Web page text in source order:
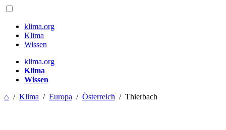
klima.org
Klima
Wissen
klima.org
Klima
Wissen
⌂ / Klima / Europa / Österreich / Thierbach